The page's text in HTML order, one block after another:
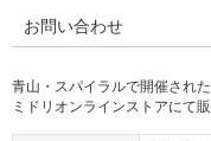
お問い合わせ
青山・スパイラルで開催され
ミドリオンラインストアにて